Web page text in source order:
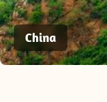
China